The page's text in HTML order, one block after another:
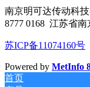
南京明可达传动科
8777 0168 江苏省南
苏ICP备11074160号
Powered by MetInfo
首页